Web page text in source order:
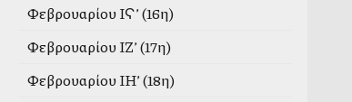
Φεβρουαρίου ΙϚ’ (16η)
Φεβρουαρίου ΙΖ’ (17η)
Φεβρουαρίου ΙΗ’ (18η)